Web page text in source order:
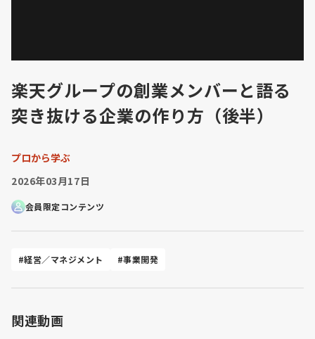
楽天グループの創業メンバーと語る
突き抜ける企業の作り方（後半）
プロから学ぶ
2026年03月17日
会員限定コンテンツ
#経営／マネジメント #事業開発
関連動画